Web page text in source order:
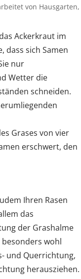
von Hausgarten,
Ackerkraut im
dass sich Samen
nur
Wetter die
schneiden.
Grases von vier
erschwert, den
Ihren Rasen
das
der Grashalme
wohl
und Querrichtung,
herausziehen.